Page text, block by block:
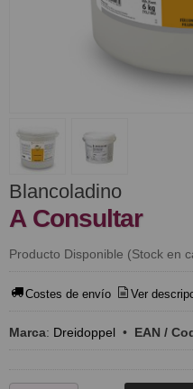
Blancoladino
A Consultar
Producto Disponible (Stock en
Costes de envío Ver
Marca: Dreidoppel • EAN /